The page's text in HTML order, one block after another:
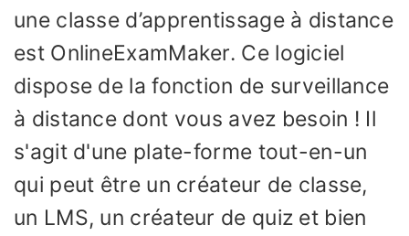
une classe d’apprentissage à distance
est OnlineExamMaker. Ce logiciel
dispose de la fonction de surveillance
à distance dont vous avez besoin ! Il
s'agit d'une plate-forme tout-en-un
qui peut être un créateur de classe,
un LMS, un créateur de quiz et bien